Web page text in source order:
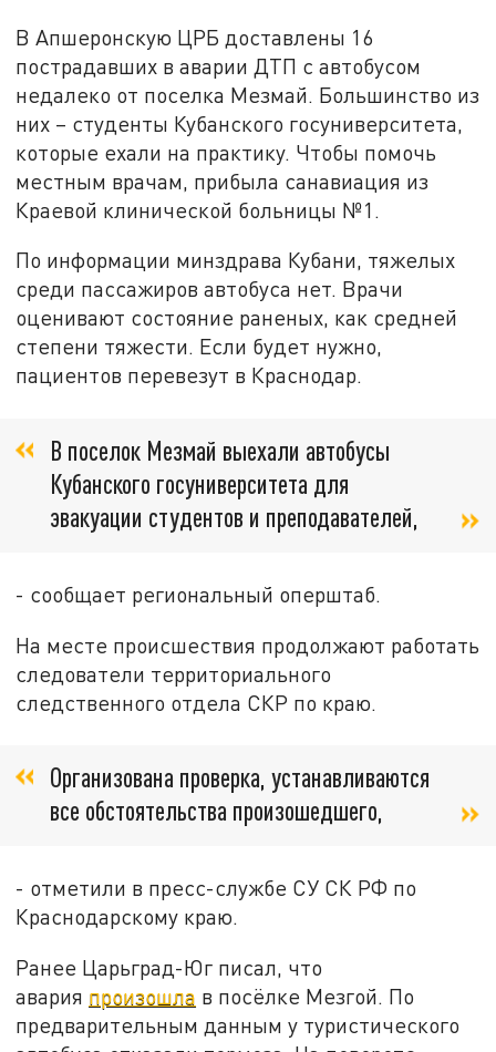
В Апшеронскую ЦРБ доставлены 16
пострадавших в аварии ДТП с автобусом
недалеко от поселка Мезмай. Большинство из
них – студенты Кубанского госуниверситета,
которые ехали на практику. Чтобы помочь
местным врачам, прибыла санавиация из
Краевой клинической больницы №1.
По информации минздрава Кубани, тяжелых
среди пассажиров автобуса нет. Врачи
оценивают состояние раненых, как средней
степени тяжести. Если будет нужно,
пациентов перевезут в Краснодар.
В поселок Мезмай выехали автобусы
Кубанского госуниверситета для
эвакуации студентов и преподавателей,
- сообщает региональный оперштаб.
На месте происшествия продолжают работать
следователи территориального
следственного отдела СКР по краю.
Организована проверка, устанавливаются
все обстоятельства произошедшего,
- отметили в пресс-службе СУ СК РФ по
Краснодарскому краю.
Ранее Царьград-Юг писал, что
авария произошла в посёлке Мезгой. По
предварительным данным у туристического